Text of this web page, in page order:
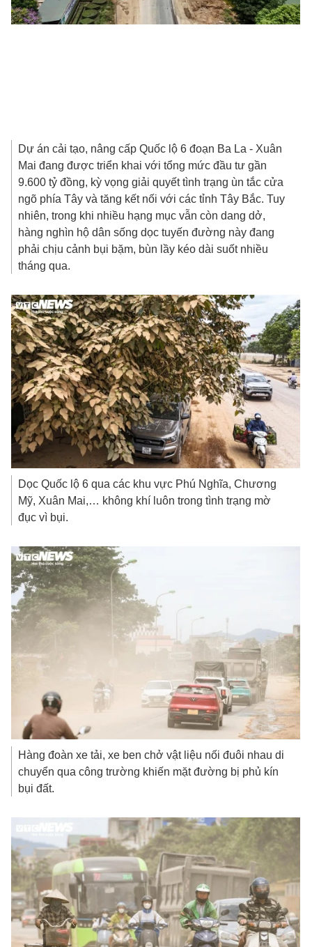
Dự án cải tạo, nâng cấp Quốc lộ 6 đoạn Ba La - Xuân
Mai đang được triển khai với tổng mức đầu tư gần
9.600 tỷ đồng, kỳ vọng giải quyết tình trạng ùn tắc cửa
ngõ phía Tây và tăng kết nối với các tỉnh Tây Bắc. Tuy
nhiên, trong khi nhiều hạng mục vẫn còn dang dở,
hàng nghìn hộ dân sống dọc tuyến đường này đang
phải chịu cảnh bụi bặm, bùn lầy kéo dài suốt nhiều
tháng qua.
Dọc Quốc lộ 6 qua các khu vực Phú Nghĩa, Chương
Mỹ, Xuân Mai,… không khí luôn trong tình trạng mờ
đục vì bụi.
Hàng đoàn xe tải, xe ben chở vật liệu nối đuôi nhau di
chuyển qua công trường khiến mặt đường bị phủ kín
bụi đất.